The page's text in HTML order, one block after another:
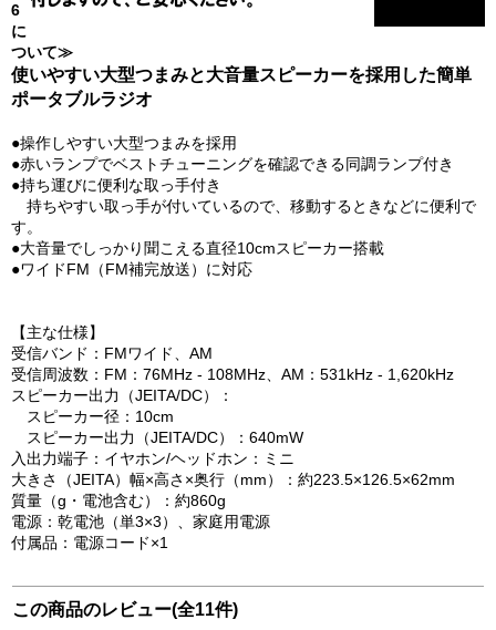
6
に
ついて≫
使いやすい大型つまみと大音量スピーカーを採用した簡単
ポータブルラジオ
●操作しやすい大型つまみを採用
●赤いランプでベストチューニングを確認できる同調ランプ付き
●持ち運びに便利な取っ手付き
持ちやすい取っ手が付いているので、移動するときなどに便利で
す。
●大音量でしっかり聞こえる直径10cmスピーカー搭載
●ワイドFM（FM補完放送）に対応
【主な仕様】
受信バンド：FMワイド、AM
受信周波数：FM：76MHz - 108MHz、AM：531kHz - 1,620kHz
スピーカー出力（JEITA/DC）：
スピーカー径：10cm
スピーカー出力（JEITA/DC）：640mW
入出力端子：イヤホン/ヘッドホン：ミニ
大きさ（JEITA）幅×高さ×奥行（mm）：約223.5×126.5×62mm
質量（g・電池含む）：約860g
電源：乾電池（単3×3）、家庭用電源
付属品：電源コード×1
この商品のレビュー(全11件)